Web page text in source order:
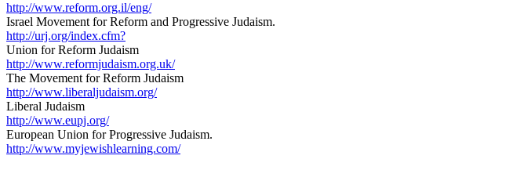
http://www.reform.org.il/eng/
Israel Movement for Reform and Progressive Judaism.
http://urj.org/index.cfm?
Union for Reform Judaism
http://www.reformjudaism.org.uk/
The Movement for Reform Judaism
http://www.liberaljudaism.org/
Liberal Judaism
http://www.eupj.org/
European Union for Progressive Judaism.
http://www.myjewishlearning.com/